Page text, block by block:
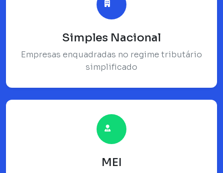
Simples Nacional
Empresas enquadradas no regime tributário
simplificado
MEI